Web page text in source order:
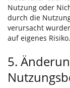
Nutzung oder
durch die
verursacht
auf eigenes Risiko.
5.